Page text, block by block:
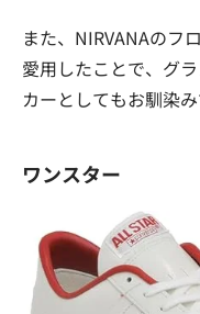
また、NIRVANAのフ
愛用したことで、グ
カーとしてもお馴染み
ワンスター